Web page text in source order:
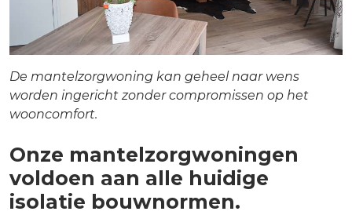
De mantelzorgwoning kan geheel naar wens
worden ingericht zonder compromissen op het
wooncomfort.
Onze mantelzorgwoningen
voldoen aan alle huidige
isolatie bouwnormen.